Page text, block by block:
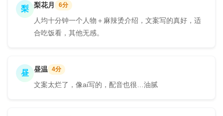
梨 梨花月 6分
人均十分钟一个人物＋麻辣烫介绍，文案写的真好，适
合吃饭看，其他无感。
昼 昼温 4分
文案太烂了，像ai写的，配音也很…油腻